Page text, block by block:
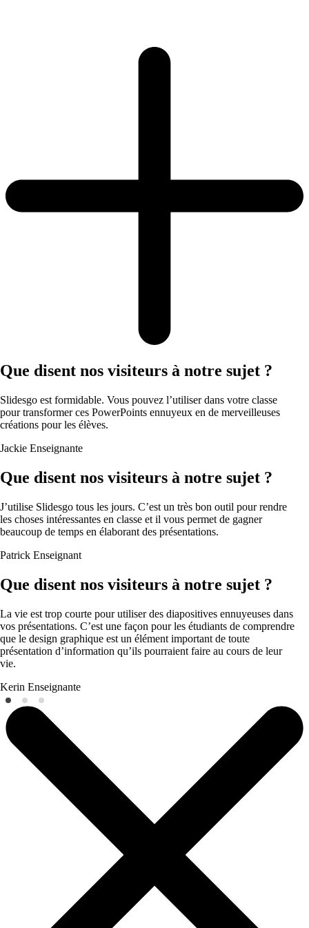
Que disent nos visiteurs à notre sujet ?
Slidesgo est formidable. Vous pouvez l’utiliser dans votre classe
pour transformer ces PowerPoints ennuyeux en de merveilleuses
créations pour les élèves.
Jackie Enseignante
Que disent nos visiteurs à notre sujet ?
J’utilise Slidesgo tous les jours. C’est un très bon outil pour rendre
les choses intéressantes en classe et il vous permet de gagner
beaucoup de temps en élaborant des présentations.
Patrick Enseignant
Que disent nos visiteurs à notre sujet ?
La vie est trop courte pour utiliser des diapositives ennuyeuses dans
vos présentations. C’est une façon pour les étudiants de comprendre
que le design graphique est un élément important de toute
présentation d’information qu’ils pourraient faire au cours de leur
vie.
Kerin Enseignante